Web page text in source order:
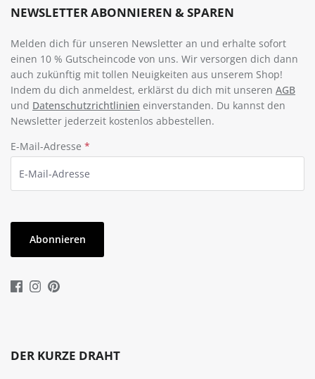
NEWSLETTER ABONNIEREN & SPAREN
Melden dich für unseren Newsletter an und erhalte sofort
einen 10 % Gutscheincode von uns. Wir versorgen dich dann
auch zukünftig mit tollen Neuigkeiten aus unserem Shop!
Indem du dich anmeldest, erklärst du dich mit unseren AGB
und Datenschutzrichtlinien einverstanden. Du kannst den
Newsletter jederzeit kostenlos abbestellen.
E-Mail-Adresse *
Abonnieren
DER KURZE DRAHT